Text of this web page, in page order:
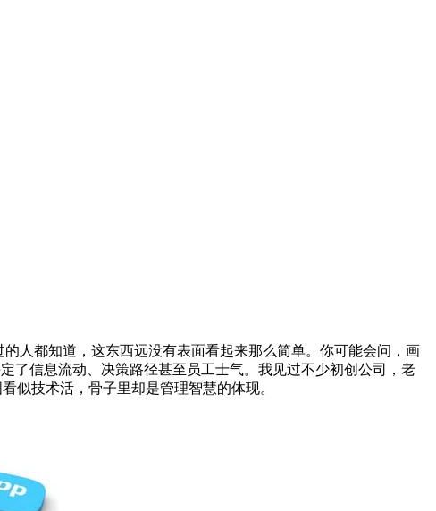
人都知道，这东西远没有表面看起来那么简单。你可能会问，画
了信息流动、决策路径甚至员工士气。我见过不少初创公司，老
技术活，骨子里却是管理智慧的体现。